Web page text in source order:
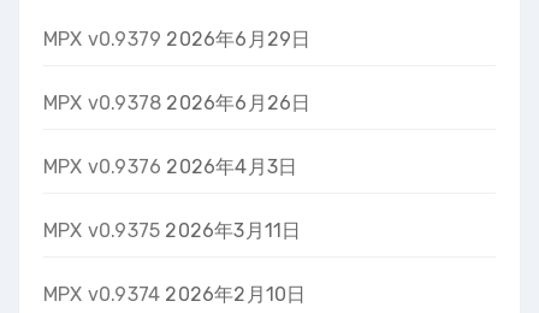
MPX v0.9379 2026年6月29日
MPX v0.9378 2026年6月26日
MPX v0.9376 2026年4月3日
MPX v0.9375 2026年3月11日
MPX v0.9374 2026年2月10日